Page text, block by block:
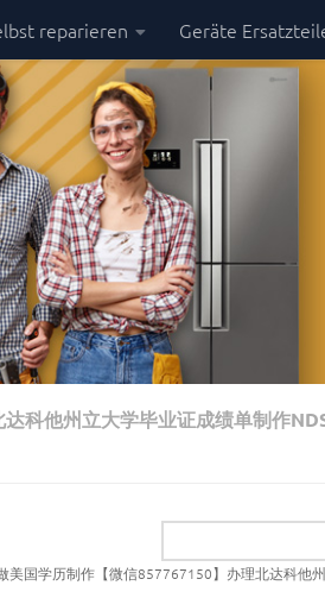
reparieren Geräte
科他州立大学毕业证成绩单制作
美国学历制作【微信857767150】办理北达科他